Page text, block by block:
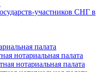
участников СНГ в
палата
нотариальная палата
нотариальная палата